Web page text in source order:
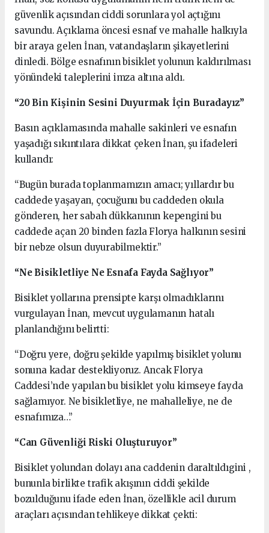
güvenlik açısından ciddi sorunlara yol açtığını
savundu. Açıklama öncesi esnaf ve mahalle halkıyla
bir araya gelen İnan, vatandaşların şikayetlerini
dinledi. Bölge esnafının bisiklet yolunun kaldırılması
yönündeki taleplerini imza altına aldı.
“20 Bin Kişinin Sesini Duyurmak İçin Buradayız”
Basın açıklamasında mahalle sakinleri ve esnafın
yaşadığı sıkıntılara dikkat çeken İnan, şu ifadeleri
kullandı:
“Bugün burada toplanmamızın amacı; yıllardır bu
caddede yaşayan, çocuğunu bu caddeden okula
gönderen, her sabah dükkanının kepengini bu
caddede açan 20 binden fazla Florya halkının sesini
bir nebze olsun duyurabilmektir.”
“Ne Bisikletliye Ne Esnafa Fayda Sağlıyor”
Bisiklet yollarına prensipte karşı olmadıklarını
vurgulayan İnan, mevcut uygulamanın hatalı
planlandığını belirtti:
“Doğru yere, doğru şekilde yapılmış bisiklet yolunu
sonuna kadar destekliyoruz. Ancak Florya
Caddesi’nde yapılan bu bisiklet yolu kimseye fayda
sağlamıyor. Ne bisikletliye, ne mahalleliye, ne de
esnafımıza…”
“Can Güvenliği Riski Oluşturuyor”
Bisiklet yolundan dolayı ana caddenin daraltıldıgini ,
bununla birlikte trafik akışının ciddi şekilde
bozulduğunu ifade eden İnan, özellikle acil durum
araçları açısından tehlikeye dikkat çekti: